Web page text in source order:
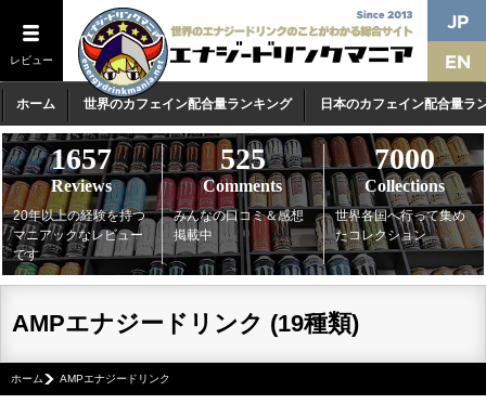
レビュー
ホーム 世界のカフェイン配合量ランキング 日本のカフェイン配合量ラ
1657
Reviews
20年以上の経験を持つ
マニアックなレビュー
です
525
Comments
みんなの口コミ＆感想
掲載中
7000
Collections
世界各国へ行って集め
たコレクション
AMPエナジードリンク (19種類)
ホーム AMPエナジードリンク